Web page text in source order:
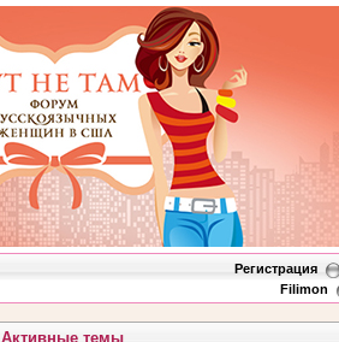
Регистрация
Filimon
Активные темы